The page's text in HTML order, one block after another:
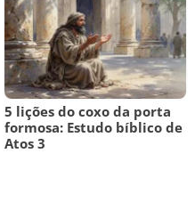
5 lições do coxo da porta
formosa: Estudo bíblico de
Atos 3